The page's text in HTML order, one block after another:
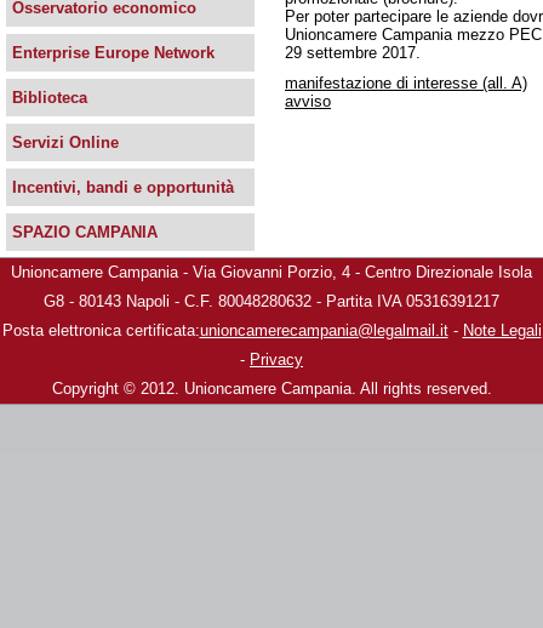
Per poter partecipare le aziende
Unioncamere Campania mezzo
29 settembre 2017.
manifestazione di interesse (all. A)​
avviso
Osservatorio economico
Enterprise Europe Network
Biblioteca
Servizi Online
Incentivi, bandi e opportunità
SPAZIO CAMPANIA
Unioncamere Campania - Via Giovanni Porzio, 4 - Centro Direzionale Isola
G8 - 80143 Napoli - C.F. 80048280632 - Partita IVA 05316391217
Posta elettronica certificata:unioncamerecampania@legalmail.it- Note Legali
- Privacy
Copyright © 2012. Unioncamere Campania. All rights reserved.